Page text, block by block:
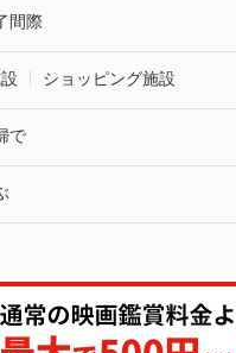
間際
ショッピング施設
で